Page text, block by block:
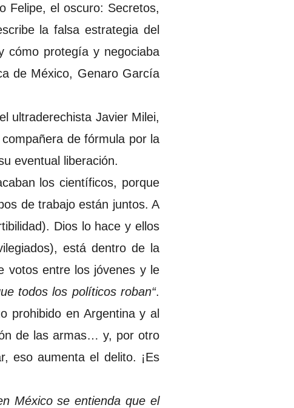
Felipe, el oscuro: Secretos,
la falsa estrategia del
cómo protegía y negociaba
de México, Genaro García
ultraderechista Javier Milei,
de fórmula por la
eventual liberación.
los científicos, porque
de trabajo están juntos. A
Dios lo hace y ellos
está dentro de la
votos entre los jóvenes y le
todos los políticos roban“.
prohibido en Argentina y al
de las armas… y, por otro
eso aumenta el delito. ¡Es
México se entienda que el